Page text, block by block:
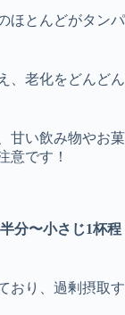
ほとんどがタンパ
、老化をどんどん
甘い飲み物やお菓
意です！
分〜小さじ1杯程
おり、過剰摂取す